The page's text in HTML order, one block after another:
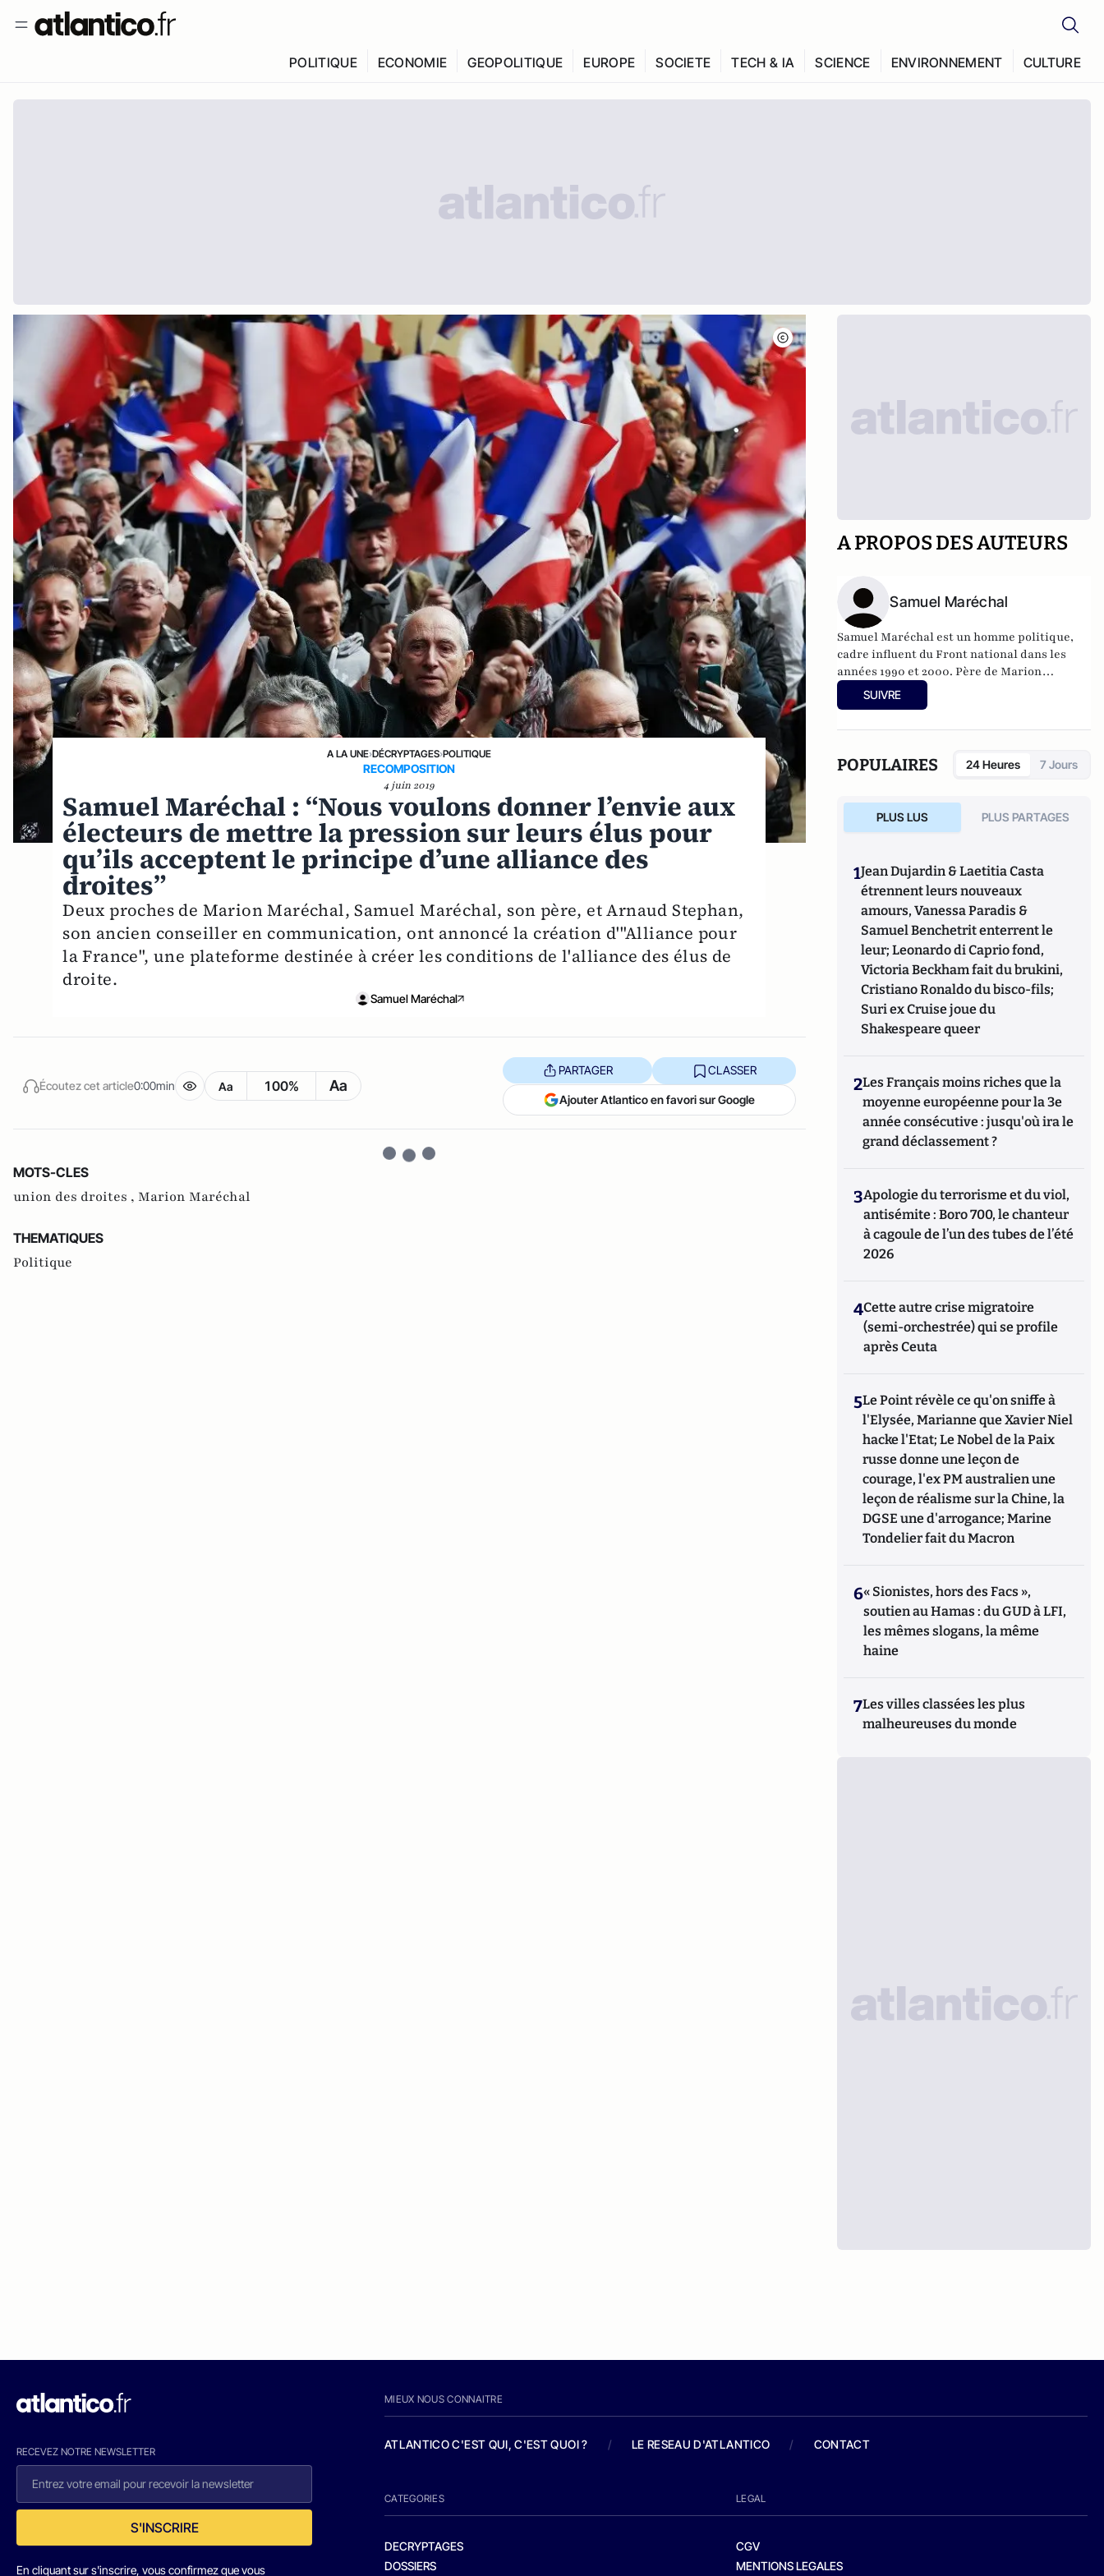
POLITIQUE ECONOMIE GEOPOLITIQUE EUROPE SOCIETE TECH & IA SCIENCE ENVIRONNEMENT CULTURE
A LA UNE›DÉCRYPTAGES›POLITIQUE
RECOMPOSITION
4 juin 2019
Samuel Maréchal : “Nous voulons donner l’envie aux
électeurs de mettre la pression sur leurs élus pour
qu’ils acceptent le principe d’une alliance des
droites”
Deux proches de Marion Maréchal, Samuel Maréchal, son père, et Arnaud Stephan,
son ancien conseiller en communication, ont annoncé la création d'"Alliance pour
la France", une plateforme destinée à créer les conditions de l'alliance des élus de
droite.
Samuel Maréchal
Écoutez cet article0:00min Aa 100% Aa
PARTAGER CLASSER
Ajouter Atlantico en favori sur Google
MOTS-CLES
union des droites , Marion Maréchal
THEMATIQUES
Politique
A PROPOS DES AUTEURS
Samuel Maréchal
Samuel Maréchal est un homme politique,
cadre influent du Front national dans les
années 1990 et 2000. Père de Marion
Maréchal, il lance en 2019 l'"Alliance pour la
France" avec Arnaud Stephan, une
SUIVRE
POPULAIRES 24 Heures 7 Jours
PLUS LUS PLUS PARTAGES
1Jean Dujardin & Laetitia Casta
étrennent leurs nouveaux
amours, Vanessa Paradis &
Samuel Benchetrit enterrent le
leur; Leonardo di Caprio fond,
Victoria Beckham fait du brukini,
Cristiano Ronaldo du bisco-fils;
Suri ex Cruise joue du
Shakespeare queer
2Les Français moins riches que la
moyenne européenne pour la 3e
année consécutive : jusqu'où ira le
grand déclassement ?
3Apologie du terrorisme et du viol,
antisémite : Boro 700, le chanteur
à cagoule de l’un des tubes de l’été
2026
4Cette autre crise migratoire
(semi-orchestrée) qui se profile
après Ceuta
5Le Point révèle ce qu'on sniffe à
l'Elysée, Marianne que Xavier Niel
hacke l'Etat; Le Nobel de la Paix
russe donne une leçon de
courage, l'ex PM australien une
leçon de réalisme sur la Chine, la
DGSE une d'arrogance; Marine
Tondelier fait du Macron
6« Sionistes, hors des Facs »,
soutien au Hamas : du GUD à LFI,
les mêmes slogans, la même
haine
7Les villes classées les plus
malheureuses du monde
RECEVEZ NOTRE NEWSLETTER
S'INSCRIRE
En cliquant sur s'inscrire, vous confirmez que vous
MIEUX NOUS CONNAITRE
ATLANTICO C'EST QUI, C'EST QUOI ? / LE RESEAU D'ATLANTICO / CONTACT
CATEGORIES
DECRYPTAGES
DOSSIERS
LEGAL
CGV
MENTIONS LEGALES